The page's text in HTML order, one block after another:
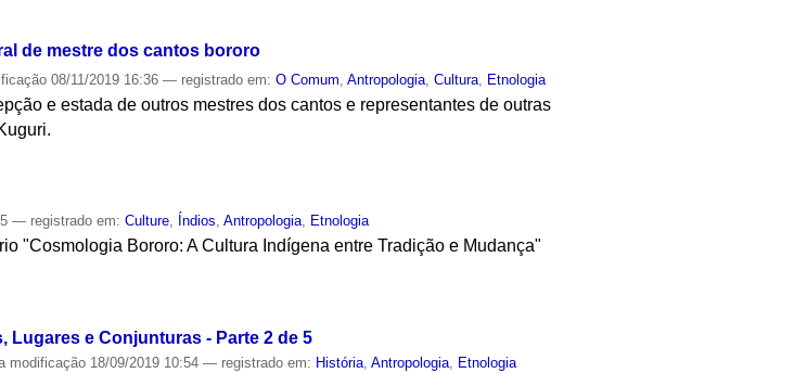
de mestre dos cantos bororo
08/11/2019 16:36— registrado em:O Comum ,Antropologia ,Cultura Etnologia
e estada de outros mestres dos cantos e representantes de outras
— registrado em:Culture, Índios,Antropologia, Etnologia
"Cosmologia Bororo: A Cultura Indígena entre Tradição e Mudança"
Lugares e Conjunturas - Parte 2 de 5
modificação 18/09/2019 10:54— registrado em: História,Antropologia, Etnologia